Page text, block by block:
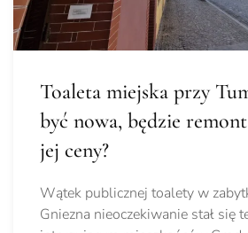
Toaleta miejska przy
być nowa, będzie
jej ceny?
Wątek publicznej toalety w
Gniezna nieoczekiwanie stał się